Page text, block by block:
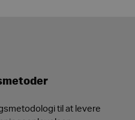
til at levere